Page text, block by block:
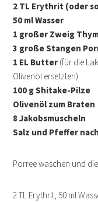
2 TL Erythrit (oder
50 ml Wasser
1 großer Zweig
3 große Stangen
1 EL Butter (für die
Olivenöl ersetzten)
100 g Shitake-Pilze
Olivenöl zum Braten
8 Jakobsmuscheln
Salz und Pfeffer
Porree waschen und
2 TL Erythrit, 50 ml